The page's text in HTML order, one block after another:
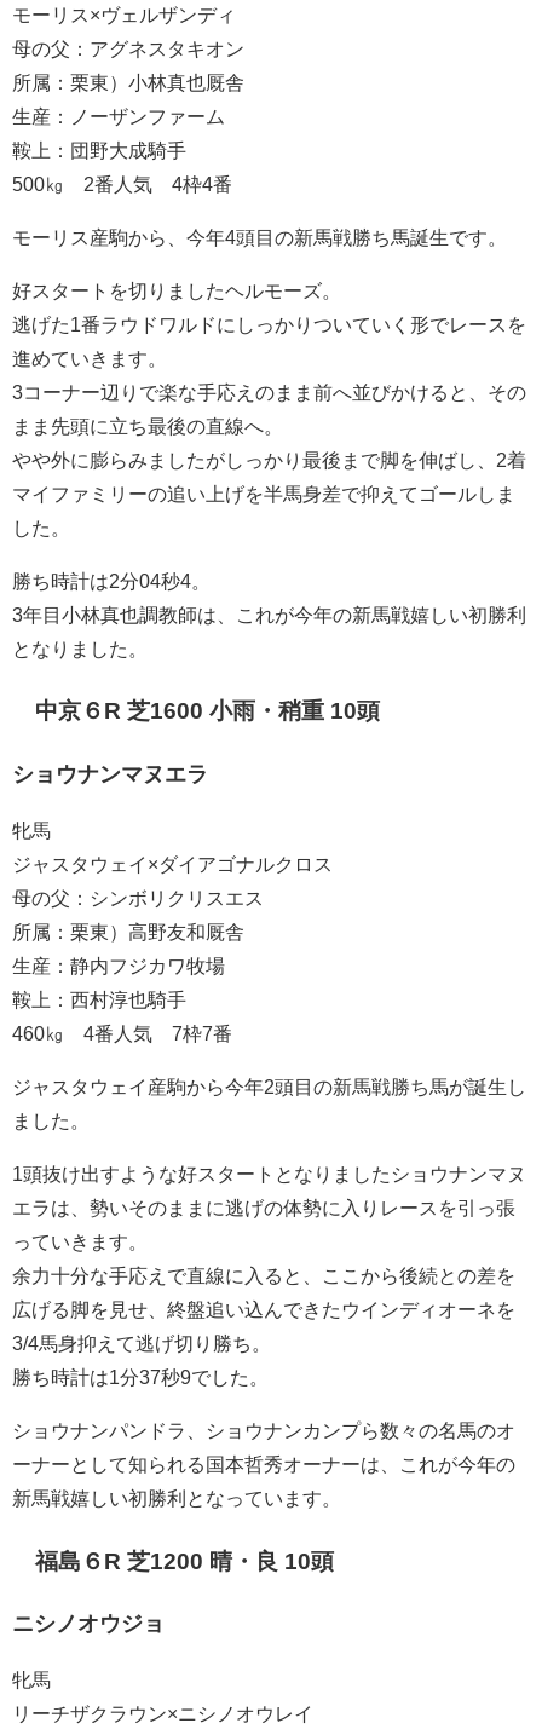
モーリス×ヴェルザンディ
母の父：アグネスタキオン
所属：栗東）小林真也厩舎
生産：ノーザンファーム
鞍上：団野大成騎手
500㎏ 2番人気 4枠4番
モーリス産駒から、今年4頭目の新馬戦勝ち馬誕生です。
好スタートを切りましたヘルモーズ。
逃げた1番ラウドワルドにしっかりついていく形でレースを
進めていきます。
3コーナー辺りで楽な手応えのまま前へ並びかけると、その
まま先頭に立ち最後の直線へ。
やや外に膨らみましたがしっかり最後まで脚を伸ばし、2着
マイファミリーの追い上げを半馬身差で抑えてゴールしま
した。
勝ち時計は2分04秒4。
3年目小林真也調教師は、これが今年の新馬戦嬉しい初勝利
となりました。
中京６R 芝1600 小雨・稍重 10頭
ショウナンマヌエラ
牝馬
ジャスタウェイ×ダイアゴナルクロス
母の父：シンボリクリスエス
所属：栗東）高野友和厩舎
生産：静内フジカワ牧場
鞍上：西村淳也騎手
460㎏ 4番人気 7枠7番
ジャスタウェイ産駒から今年2頭目の新馬戦勝ち馬が誕生し
ました。
1頭抜け出すような好スタートとなりましたショウナンマヌ
エラは、勢いそのままに逃げの体勢に入りレースを引っ張
っていきます。
余力十分な手応えで直線に入ると、ここから後続との差を
広げる脚を見せ、終盤追い込んできたウインディオーネを
3/4馬身抑えて逃げ切り勝ち。
勝ち時計は1分37秒9でした。
ショウナンパンドラ、ショウナンカンプら数々の名馬のオ
ーナーとして知られる国本哲秀オーナーは、これが今年の
新馬戦嬉しい初勝利となっています。
福島６R 芝1200 晴・良 10頭
ニシノオウジョ
牝馬
リーチザクラウン×ニシノオウレイ